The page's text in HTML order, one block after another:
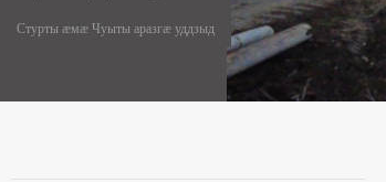
Стурты æмæ Чуыты аразгæ уддзыд